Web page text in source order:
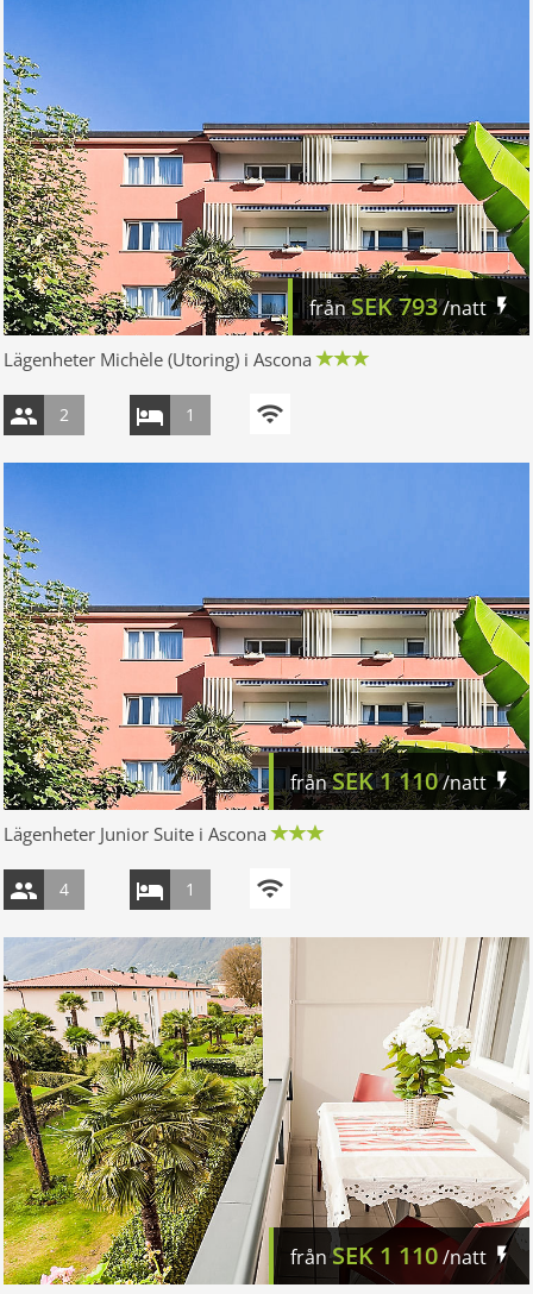
frånSEK793/natt
Lägenheter Michèle (Utoring) i Ascona
2 1
frånSEK1 110/natt
Lägenheter Junior Suite i Ascona
4 1
frånSEK 1 110/natt